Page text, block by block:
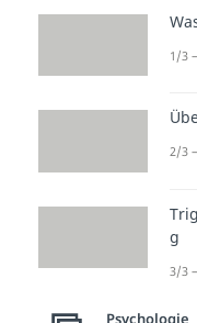
1/3
2/3
g
3/3
Psychologie